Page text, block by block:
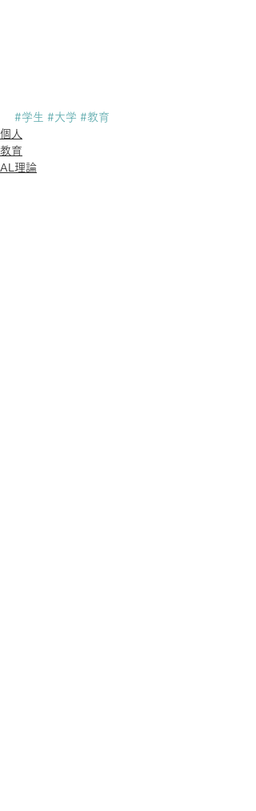
#学生 #大学 #教育
個人
教育
AL理論